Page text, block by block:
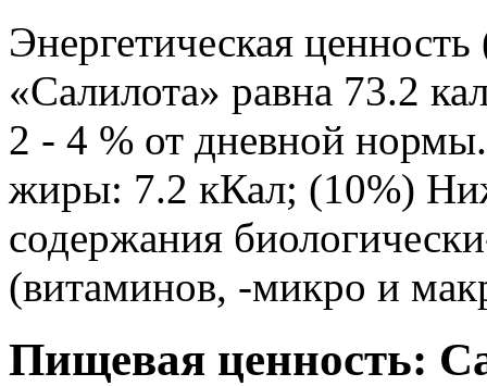
Энергетическая
«Салилота» равна 73.2
2 - 4 % от дневной
жиры: 7.2 кКал; (10%)
содержания
(витаминов, -микро и
Пищевая ценность: